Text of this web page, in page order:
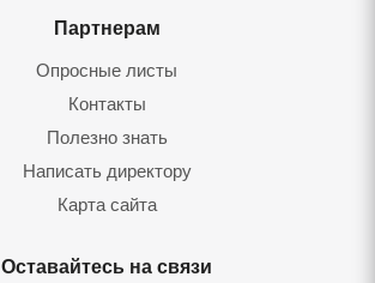
Партнерам
Опросные листы
Контакты
Полезно знать
Написать директору
Карта сайта
Оставайтесь на связи